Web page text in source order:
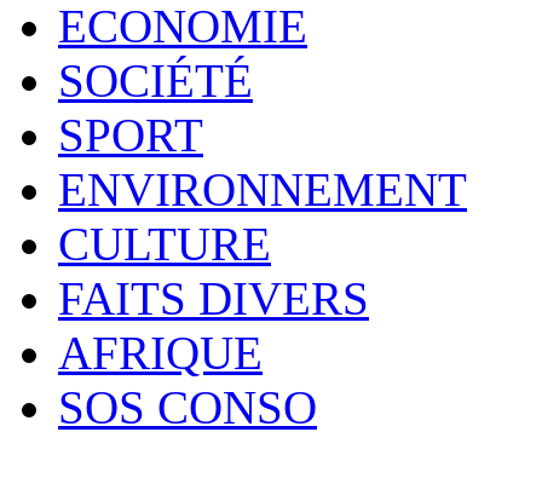
ECONOMIE
SOCIÉTÉ
SPORT
ENVIRONNEMENT
CULTURE
FAITS DIVERS
AFRIQUE
SOS CONSO